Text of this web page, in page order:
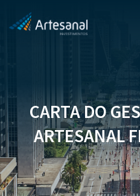
CARTA DO
ARTESANAL